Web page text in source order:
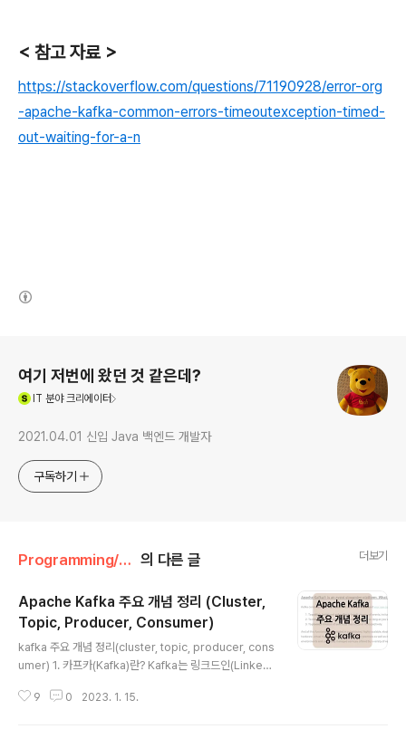
< 참고 자료 >
https://stackoverflow.com/questions/71190928/error-org
-apache-kafka-common-errors-timeoutexception-timed-
out-waiting-for-a-n
여기 저번에 왔던 것 같은데?
IT 분야 크리에이터
2021.04.01 신입 Java 백엔드 개발자
구독하기
Programming/Message Queue 의 다른 글 더보기
Apache Kafka 주요 개념 정리 (Cluster,
Topic, Producer, Consumer)
kafka 주요 개념 정리(cluster, topic, producer, cons
umer) 1. 카프카(Kafka)란? Kafka는 링크드인(Linked-
요. 실시간으로 스트리밍 데이터를 게시, 구독, 저장 및 처
9 0 2023. 1. 15.